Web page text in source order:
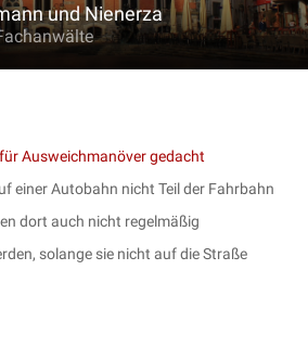
und Nienerza
Ausweichmanöver gedacht
einer Autobahn nicht Teil der Fahrbahn
dort auch nicht regelmäßig
solange sie nicht auf die Straße